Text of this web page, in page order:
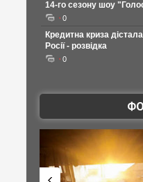
14-го сезону шоу
0
Кредитна криза
Росії - розвідка
0